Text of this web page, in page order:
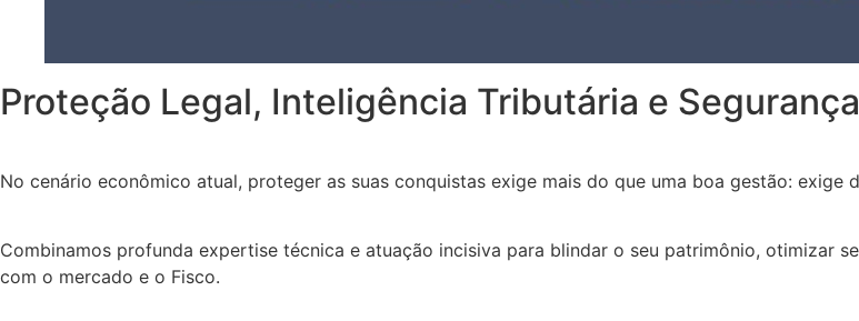
Proteção Legal, Inteligência Tributária e
​No cenário econômico atual, proteger as suas conquistas exige mais do que uma boa gestão: exige
​Combinamos profunda expertise técnica e atuação incisiva para blindar o seu patrimônio, otimizar
com o mercado e o Fisco.